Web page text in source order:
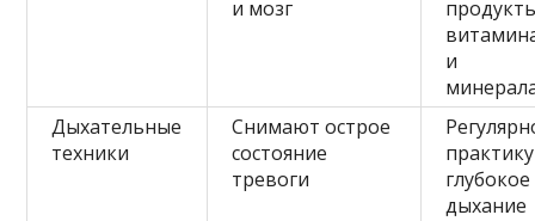
и мозг
и
Дыхательные
техники
Снимают острое
состояние
тревоги
глубокое
дыхание